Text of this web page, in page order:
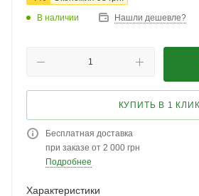
В наличии
Нашли дешевле?
КУПИТЬ В 1 КЛИК
Бесплатная доставка
при заказе от 2 000 грн
Подробнее
Характеристики